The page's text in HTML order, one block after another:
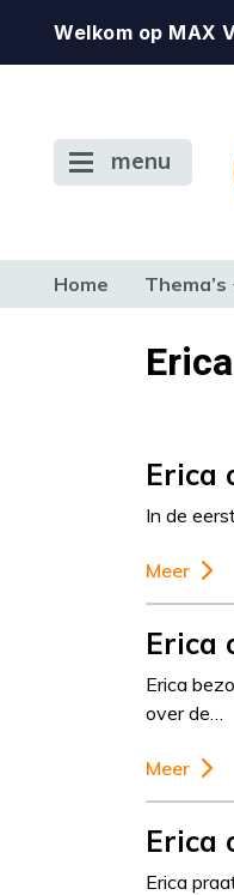
Welkom op MAX
menu
Home Thema’s
TERUG NAAR TOEN
Erica
In de
Meer
Erica
Erica
over de…
Meer
Erica
Erica